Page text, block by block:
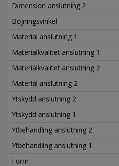
Dimension anslutning 2
Böjningsvinkel
Material anslutning 1
Materialkvalitet anslutning 1
Materialkvalitet anslutning 2
Material anslutning 2
Ytskydd anslutning 2
Ytskydd anslutning 1
Ytbehandling anslutning 2
Ytbehandling anslutning 1
Form